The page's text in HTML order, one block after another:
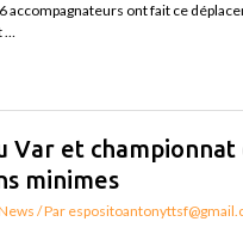
accompagnateurs ont fait ce
…
Var et championnat
minimes
/ Par